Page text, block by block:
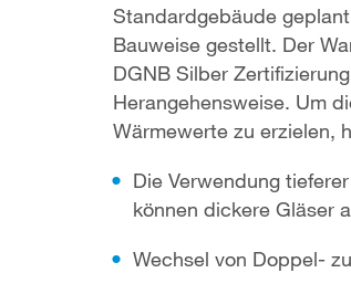
Standardgebäude
Bauweise gestellt. Der
DGNB Silber
Herangehensweise. Um
Wärmewerte zu erzielen,
Die Verwendung
können dickere Gläser
Wechsel von Doppel-